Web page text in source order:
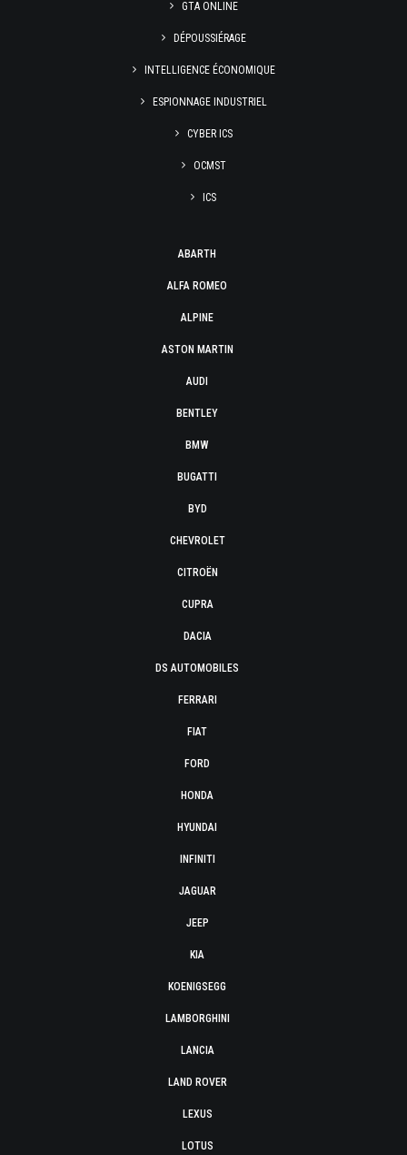
GTA ONLINE
DÉPOUSSIÉRAGE
INTELLIGENCE ÉCONOMIQUE
ESPIONNAGE INDUSTRIEL
CYBER ICS
OCMST
ICS
ABARTH
ALFA ROMEO
ALPINE
ASTON MARTIN
AUDI
BENTLEY
BMW
BUGATTI
BYD
CHEVROLET
CITROËN
CUPRA
DACIA
DS AUTOMOBILES
FERRARI
FIAT
FORD
HONDA
HYUNDAI
INFINITI
JAGUAR
JEEP
KIA
KOENIGSEGG
LAMBORGHINI
LANCIA
LAND ROVER
LEXUS
LOTUS